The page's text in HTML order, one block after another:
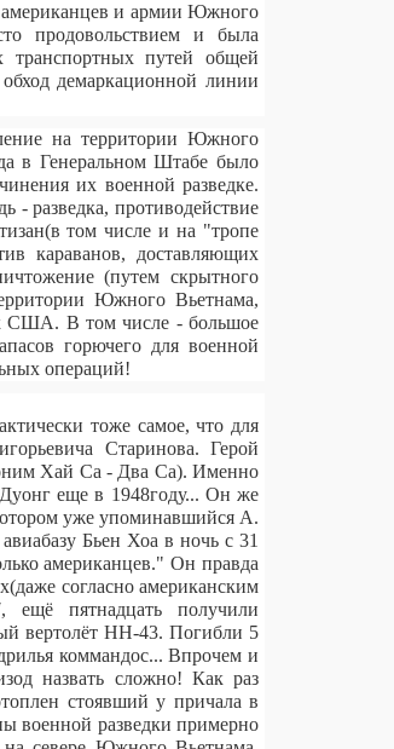
американцев и армии Южного
продовольствием и была
путей общей
демаркационной линии
на территории Южного
в Генеральном Штабе было
их военной разведке.
- разведка, противодействие
том числе и на "тропе
караванов, доставляющих
(путем скрытного
Южного Вьетнама,
к США. В том числе - большое
горючего для военной
операций!
тоже самое, что для
Старинова. Герой
Хай Ca - Два Са). Именно
еще в 1948году... Он же
уже упоминавшийся А.
Бьен Хоа в ночь с 31
американцев." Он правда
согласно американским
пятнадцать получили
вертолёт НН-43. Погибли 5
коммандос... Впрочем и
назвать сложно! Как раз
стоявший у причала в
военной разведки примерно